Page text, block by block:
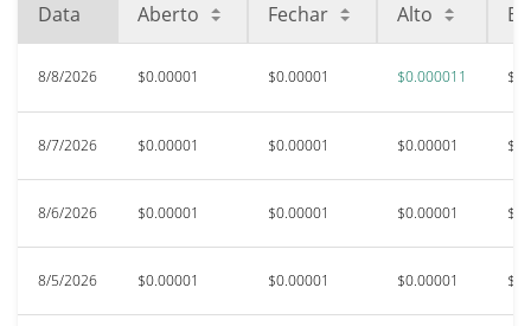
Apr 2, 2026 (4 meses atrás)
39.61%
Data Aberto Fechar Alto
8/8/2026 $0.00001 $0.00001 $0.000011
8/7/2026 $0.00001 $0.00001 $0.00001
8/6/2026 $0.00001 $0.00001 $0.00001
8/5/2026 $0.00001 $0.00001 $0.00001